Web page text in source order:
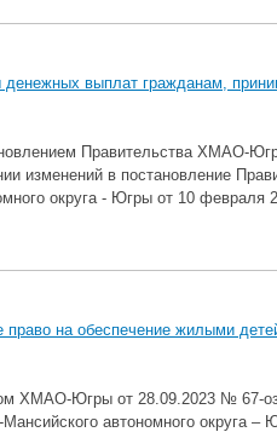
выплат гражданам,
Правительства ХМАО-
изменений в постановление
округа - Югры от 10 февраля
право на обеспечение жилыми
ХМАО-Югры от 28.09.2023 № 67-
автономного округа –